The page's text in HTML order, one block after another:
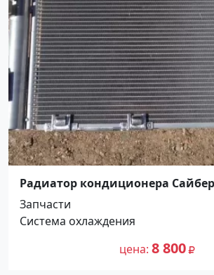
Радиатор кондиционера
Запчасти
Система охлаждения
цена 8 800